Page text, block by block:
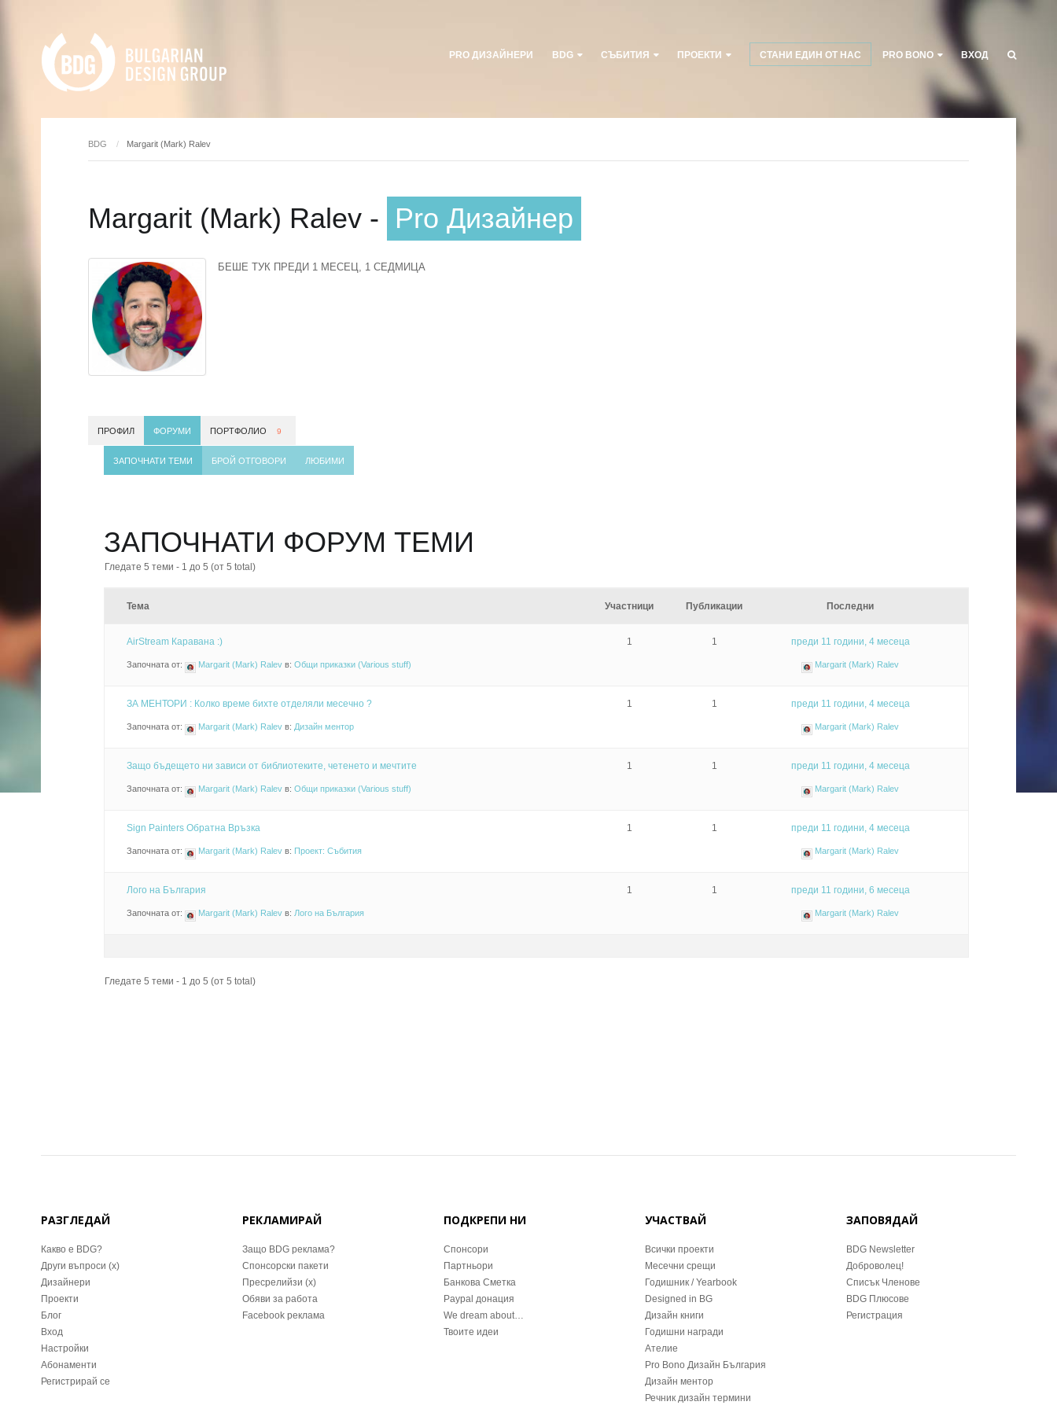
PRO ДИЗАЙНЕРИ BDG СЪБИТИЯ ПРОЕКТИ СТАНИ ЕДИН ОТ НАС PRO BONO ВХОД
BDG Margarit (Mark) Ralev
Margarit (Mark) Ralev - Pro Дизайнер
БЕШЕ ТУК ПРЕДИ 1 МЕСЕЦ, 1 СЕДМИЦА
ПРОФИЛ ФОРУМИ ПОРТФОЛИО 9
ЗАПОЧНАТИ ТЕМИ БРОЙ ОТГОВОРИ ЛЮБИМИ
ЗАПОЧНАТИ ФОРУМ ТЕМИ
Гледате 5 теми - 1 до 5 (от 5 total)
Тема Участници Публикации Последни
AirStream Каравана :)
Започната от: Margarit (Mark) Ralev в: Общи приказки (Various stuff)
1 1 преди 11 години, 4 месеца
Margarit (Mark) Ralev
ЗА МЕНТОРИ : Колко време бихте отделяли месечно ?
Започната от: Margarit (Mark) Ralev в: Дизайн ментор
1 1 преди 11 години, 4 месеца
Margarit (Mark) Ralev
Защо бъдещето ни зависи от библиотеките, четенето и мечтите
Започната от: Margarit (Mark) Ralev в: Общи приказки (Various stuff)
1 1 преди 11 години, 4 месеца
Margarit (Mark) Ralev
Sign Painters Обратна Връзка
Започната от: Margarit (Mark) Ralev в: Проект: Събития
1 1 преди 11 години, 4 месеца
Margarit (Mark) Ralev
Лого на България
Започната от: Margarit (Mark) Ralev в: Лого на България
1 1 преди 11 години, 6 месеца
Margarit (Mark) Ralev
Гледате 5 теми - 1 до 5 (от 5 total)
РАЗГЛЕДАЙ
Какво е BDG?
Други въпроси (x)
Дизайнери
Проекти
Блог
Вход
Настройки
Абонаменти
Регистрирай се
РЕКЛАМИРАЙ
Защо BDG реклама?
Спонсорски пакети
Пресрелийзи (x)
Обяви за работа
Facebook реклама
ПОДКРЕПИ НИ
Спонсори
Партньори
Банкова Сметка
Paypal донация
We dream about…
Твоите идеи
УЧАСТВАЙ
Всички проекти
Месечни срещи
Годишник / Yearbook
Designed in BG
Дизайн книги
Годишни награди
Ателие
Pro Bono Дизайн България
Дизайн ментор
Речник дизайн термини
ЗАПОВЯДАЙ
BDG Newsletter
Доброволец!
Списък Членове
BDG Плюсове
Регистрация